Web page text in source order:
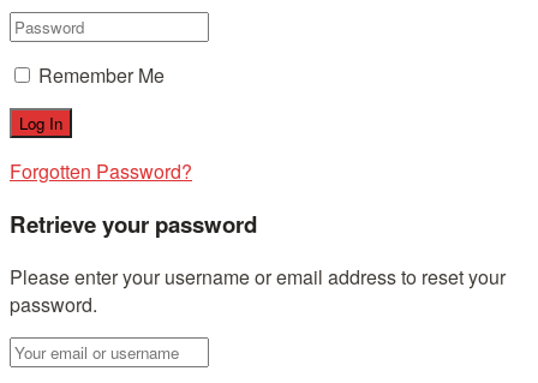
Remember Me
Forgotten Password?
Retrieve your password
Please enter your username or email address to reset your
password.